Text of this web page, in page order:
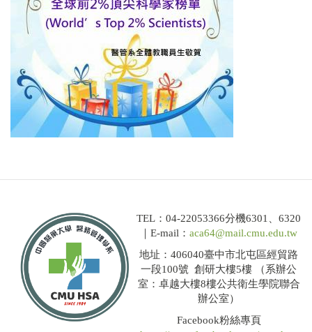
TEL：04-22053366分機6301、6320
｜E-mail： aca64@mail.cmu.edu.tw
地址：406040臺中市北屯區經貿路
一段100號 創研大樓5樓 （系辦公
室：卓越大樓8樓公共衛生學院聯合
辦公室）
Facebook粉絲專頁